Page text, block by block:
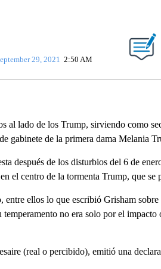
RECEIVE NOTIFICATIONS ABOUT NEW PAGES
29, 2021 2:50 AM
lado de los Trump, sirviendo como
gabinete de la primera dama Melania
después de los disturbios del 6 de
el centro de la tormenta Trump, que se
ellos lo que escribió Grisham sobre
no era solo por el impacto
(real o percibido), emitió una